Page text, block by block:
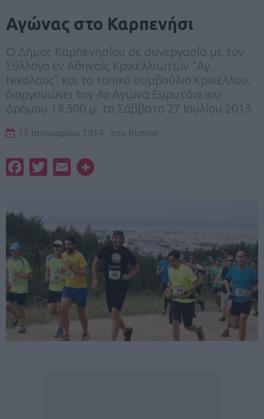
Αγώνας στο Καρπενήσι
Ο Δήμος Καρπενησίου σε συνεργασία με τον
Σύλλογο εν Αθηναίς Κρικελλιωτών “Αγ.
Νικόλαος” και το τοπικό συμβούλιο Κρικέλλου,
διοργανώνει τον 4ο Αγώνα Ευρυτάνειου
Δρόμου 19.500 μ. το Σάββατο 27 Ιουλίου 2013.
15 Ιανουαρίου 2014 του Runner
FacebookTwitterEmail